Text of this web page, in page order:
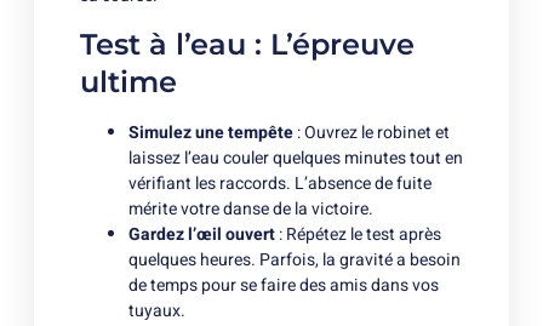
Test à l’eau : L’épreuve
ultime
Simulez une tempête: Ouvrez le robinet et
laissez l’eau couler quelques minutes tout en
vérifiant les raccords. L’absence de fuite
mérite votre danse de la victoire.
Gardez l’œil ouvert: Répétez le test après
quelques heures. Parfois, la gravité a besoin
de temps pour se faire des amis dans vos
tuyaux.